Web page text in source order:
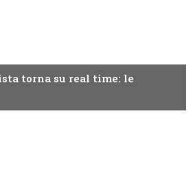
torna su real time: le